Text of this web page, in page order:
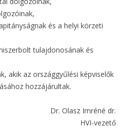
és a helyi körzeti
tulajdonosának és
akik az országgyűlési képviselők
hozzájárultak.
Dr. Olasz Imréné dr.
HVI-vezető